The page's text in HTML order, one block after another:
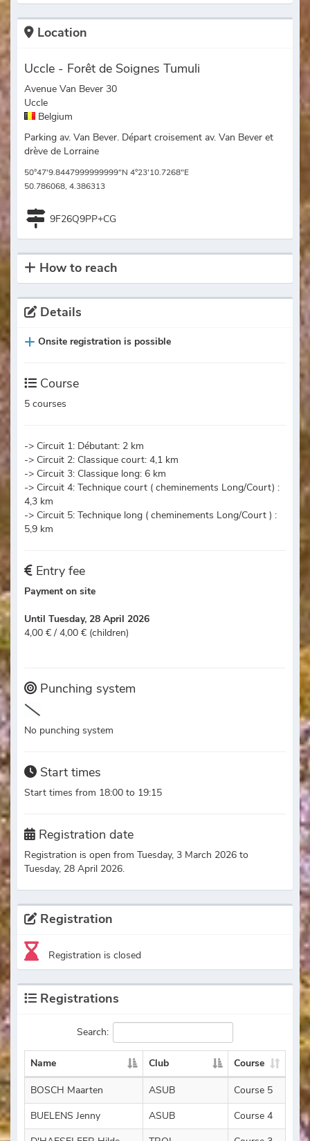
Location
Uccle - Forêt de Soignes Tumuli
Avenue Van Bever 30
Uccle
Belgium
Parking av. Van Bever. Départ croisement av. Van Bever et
drève de Lorraine
50°47'9.8447999999999"N 4°23'10.7268"E
50.786068, 4.386313
9F26Q9PP+CG
How to reach
Details
Onsite registration is possible
Course
5 courses
-> Circuit 1: Débutant: 2 km
-> Circuit 2: Classique court: 4,1 km
-> Circuit 3: Classique long: 6 km
-> Circuit 4: Technique court ( cheminements Long/Court) :
4,3 km
-> Circuit 5: Technique long ( cheminements Long/Court ) :
5,9 km
Entry fee
Payment on site
Until Tuesday, 28 April 2026
4,00 € / 4,00 € (children)
Punching system
No punching system
Start times
Start times from 18:00 to 19:15
Registration date
Registration is open from Tuesday, 3 March 2026 to
Tuesday, 28 April 2026.
Registration
Registration is closed
Registrations
Search:
Name Club Course
BOSCH Maarten ASUB
Course 5
BUELENS Jenny
ASUB
Course 4